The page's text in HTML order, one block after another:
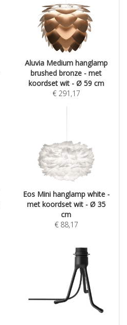
Aluvia Medium hanglamp
brushed bronze - met
koordset wit - Ø 59 cm
€ 291,17
Eos Mini hanglamp white -
met koordset wit - Ø 35
cm
€ 88,17